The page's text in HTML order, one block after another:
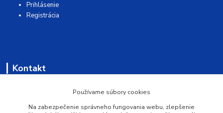
Prihlásenie
Registrácia
Kontakt
Používame súbory cookies
Na zabezpečenie správneho fungovania webu, zlepšenie